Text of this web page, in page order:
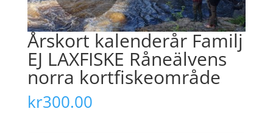
Årskort kalenderår Familj
EJ LAXFISKE Råneälvens
norra kortfiskeområde
kr300.00